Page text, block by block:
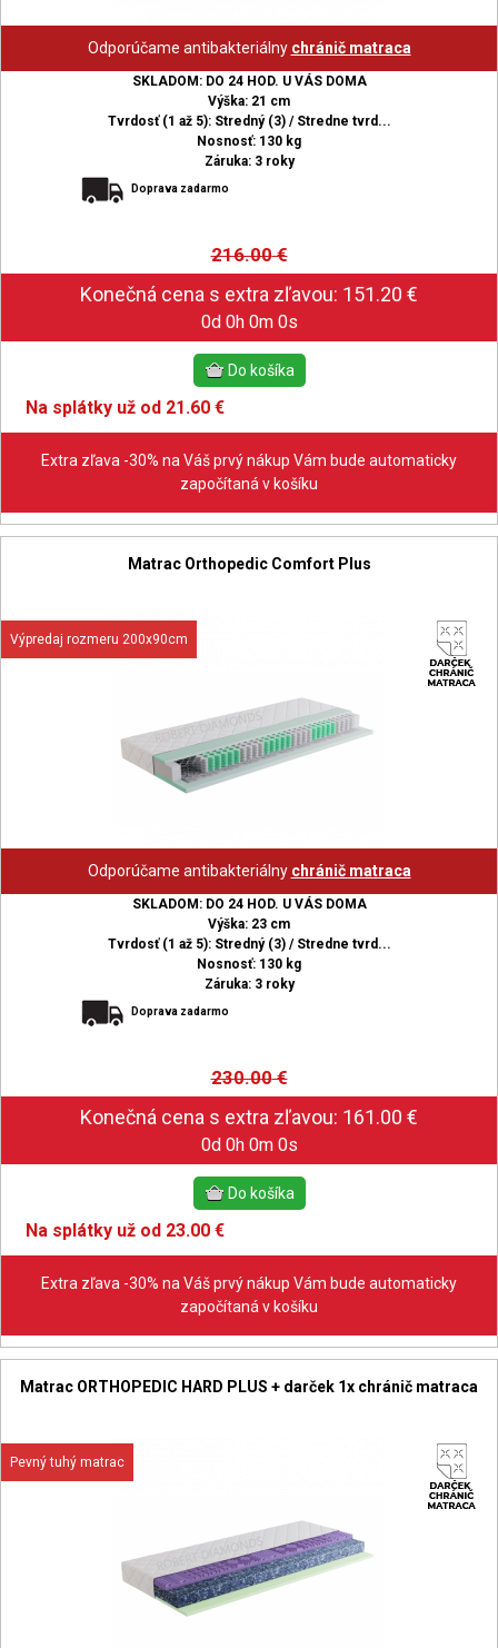
Odporúčame antibakteriálny chránič matraca
SKLADOM: DO 24 HOD. U VÁS DOMA
Výška: 21 cm
Tvrdosť (1 až 5): Stredný (3) / Stredne tvrd...
Nosnosť: 130 kg
Záruka: 3 roky
Doprava zadarmo
216.00€
0d 0h 0m 0s
Na splátky už od 21.60 €
Extra zľava -30% na Váš prvý nákup Vám bude automaticky
započítaná v košíku
Matrac Orthopedic Comfort Plus
Výpredaj rozmeru 200x90cm
Odporúčame antibakteriálny chránič matraca
SKLADOM: DO 24 HOD. U VÁS DOMA
Výška: 23 cm
Tvrdosť (1 až 5): Stredný (3) / Stredne tvrd...
Nosnosť: 130 kg
Záruka: 3 roky
Doprava zadarmo
230.00€
0d 0h 0m 0s
Na splátky už od 23.00 €
Extra zľava -30% na Váš prvý nákup Vám bude automaticky
započítaná v košíku
Matrac ORTHOPEDIC HARD PLUS + darček 1x chránič matraca
Pevný tuhý matrac